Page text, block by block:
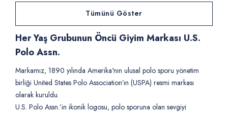
Tümünü Göster
Her Yaş Grubunun Öncü Giyim Markası U.S.
Polo Assn.
Markamız, 1890 yılında Amerika'nın ulusal polo sporu yönetim
birliği United States Polo Association’ın (USPA) resmi markası
olarak kuruldu.
U.S. Polo Assn.’in ikonik logosu, polo sporuna olan sevgiyi